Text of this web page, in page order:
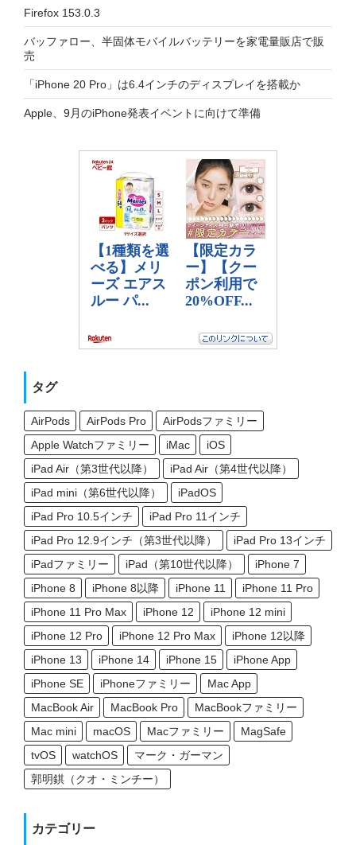
Firefox 153.0.3
バッファロー、半固体モバイルバッテリーを家電量販店で販
売
「iPhone 20 Pro」は6.4インチのディスプレイを搭載か
Apple、9月のiPhone発表イベントに向けて準備
タグ
AirPods AirPods Pro
AirPodsファミリー
Apple Watchファミリー
iMac
iOS
iPad Air（第3世代以降）
iPad Air（第4世代以降）
iPad mini（第6世代以降）
iPadOS
iPad Pro 10.5インチ
iPad Pro 11インチ
iPad Pro 12.9インチ（第3世代以降）
iPad Pro 13インチ
iPadファミリー
iPad（第10世代以降）
iPhone 7
iPhone 8
iPhone 8以降 iPhone 11
iPhone 11 Pro
iPhone 11 Pro Max
iPhone 12
iPhone 12 mini
iPhone 12 Pro
iPhone 12 Pro Max
iPhone 12以降
iPhone 13
iPhone 14 iPhone 15
iPhone App
iPhone SE
iPhoneファミリー
Mac App
MacBook Air
MacBook Pro
MacBookファミリー
Mac mini
macOS Macファミリー
MagSafe
tvOS
watchOS
マーク・ガーマン
郭明錤（クオ・ミンチー）
カテゴリー